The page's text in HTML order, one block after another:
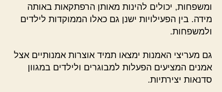
ומשפחות, יכולים להינות מאותן הרפתקאות באותה
מידה. בין הפעילויות ישנן גם כאלו הממוקדות לילדים
ולמשפחות.
גם מעריצי האמנות ימצאו תמיד אוצרות אמנותיים אצל
אמנים המציעים הפעלות למבוגרים ולילדים במגוון
סדנאות יצירתיות.